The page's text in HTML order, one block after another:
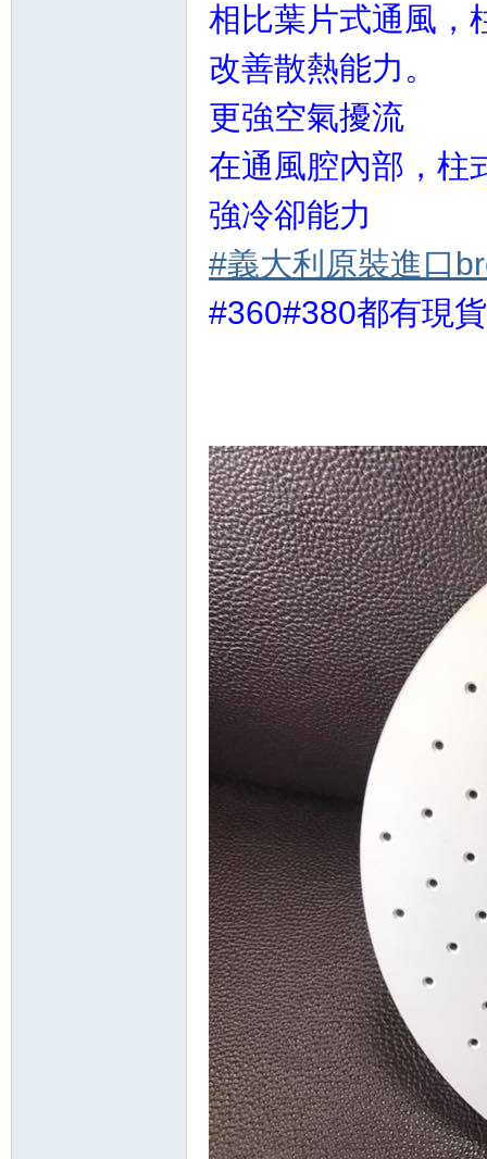
相比葉片式通風，
改善散熱能力。
更強空氣擾流
在通風腔內部，柱
強冷卻能力
#義大利原裝進口
#360#380都有現貨